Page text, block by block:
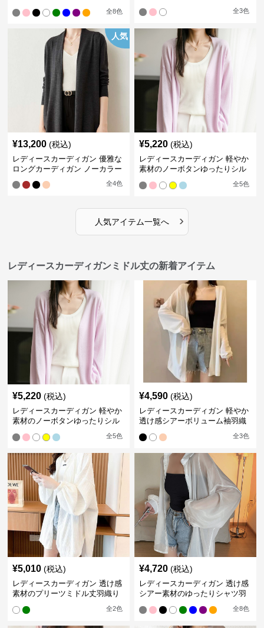
全8色 全3色
人気
¥13,200 (税込)
レディースカーディガン 優雅な
ロングカーディガン ノーカラー
全4色
¥5,220 (税込)
レディースカーディガン 軽やか
素材のノーボタンゆったりシル
全5色
人気アイテム一覧へ ›
レディースカーディガンミドル丈の新着アイテム
¥5,220 (税込)
レディースカーディガン 軽やか
素材のノーボタンゆったりシル
全5色
¥4,590 (税込)
レディースカーディガン 軽やか
透け感シアーボリューム袖羽織
全3色
¥5,010 (税込)
レディースカーディガン 透け感
素材のプリーツミドル丈羽織り
全2色
¥4,720 (税込)
レディースカーディガン 透け感
シアー素材のゆったりシャツ羽
全8色